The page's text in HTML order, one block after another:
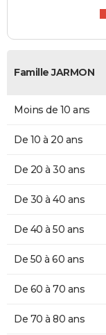
Famille JARMON
Moins de 10 ans
De 10 à 20 ans
De 20 à 30 ans
De 30 à 40 ans
De 40 à 50 ans
De 50 à 60 ans
De 60 à 70 ans
De 70 à 80 ans